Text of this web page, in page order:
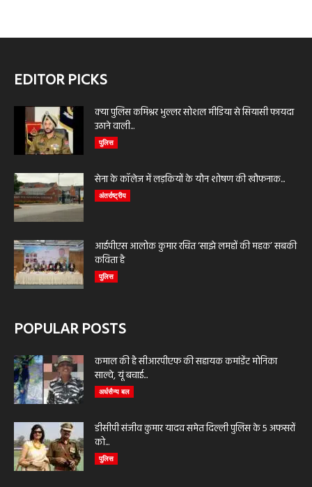
EDITOR PICKS
क्या पुलिस कमिश्नर भुल्लर सोशल मीडिया से सियासी फायदा
उठाने वाली...
पुलिस
सेना के कॉलेज में लड़कियों के यौन शोषण की खौफनाक...
अंतर्राष्ट्रीय
आईपीएस आलोक कुमार रचित ‘साझे लमहों की महक’ सबकी
कविता है
पुलिस
POPULAR POSTS
कमाल की है सीआरपीएफ की सहायक कमांडेंट मोनिका
साल्वे, यूं बचाई...
अर्धसैन्य बल
डीसीपी संजीव कुमार यादव समेत दिल्ली पुलिस के 5 अफसरों
को...
पुलिस